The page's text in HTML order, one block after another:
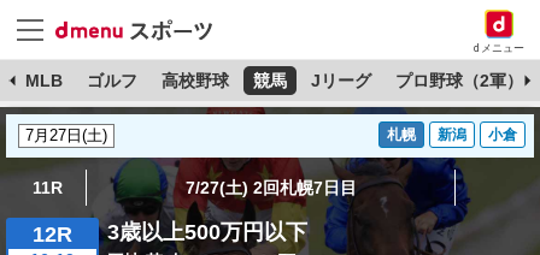
dメニュー
MLB ゴルフ 高校野球 競馬 Jリーグ プロ野球（2軍）
札幌 新潟 小倉
11R 7/27(土) 2回札幌7日目
12R 3歳以上500万円以下